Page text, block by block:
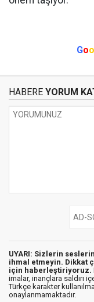
Goo
HABERE YORUM
UYARI: Sizlerin
ihmal etmeyin. Dikkat
için haberleştiriyoruz.
imalar, inançlara saldırı
Türkçe karakter
onaylanmamaktadır.